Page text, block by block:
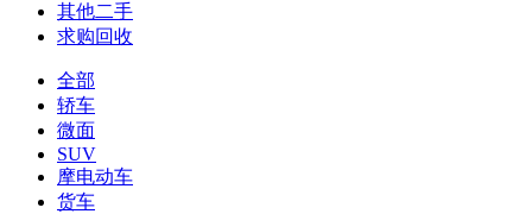
其他二手
求购回收
全部
轿车
微面
SUV
摩电动车
货车